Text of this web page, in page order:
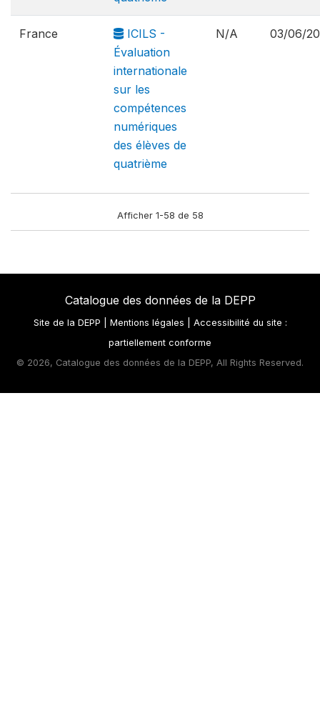
France
ICILS -
Évaluation
internationale
sur les
compétences
numériques
des élèves de
quatrième
N/A 03/06/
Afficher 1-58 de 58
Catalogue des données de la DEPP
Site de la DEPP Mentions légales
Accessibilité du site :
partiellement conforme
© 2026, Catalogue des données de la DEPP, All Rights Reserved.